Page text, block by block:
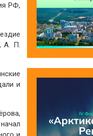
РФ,
А. П.
и